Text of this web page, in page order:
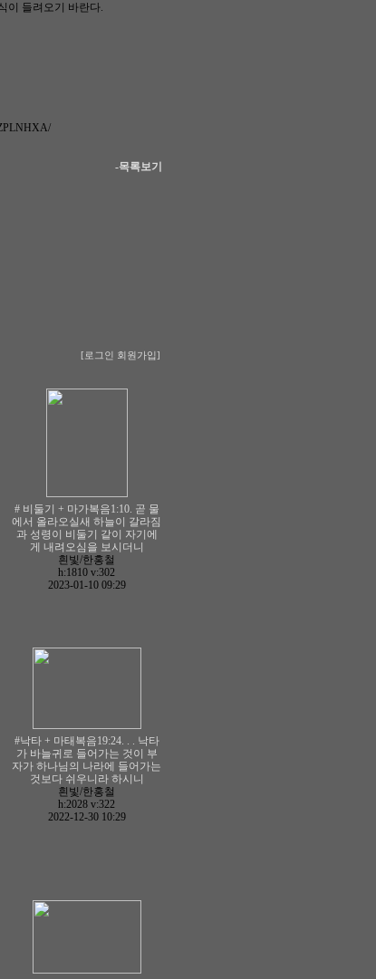
이 들려오기 바란다.
-목록보기
[로그인 회원가입]
# 비둘기 + 마가복음1:10. 곧 물
에서 올라오실새 하늘이 갈라짐
과 성령이 비둘기 같이 자기에
게 내려오심을 보시더니
흰빛/한홍철
h:1810 v:302
2023-01-10 09:29
#낙타 + 마태복음19:24. . . 낙타
가 바늘귀로 들어가는 것이 부
자가 하나님의 나라에 들어가는
것보다 쉬우니라 하시니
흰빛/한홍철
h:2028 v:322
2022-12-30 10:29